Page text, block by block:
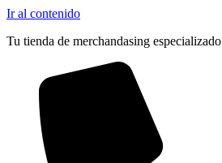
Ir al contenido
Tu tienda de merchandasing especializado